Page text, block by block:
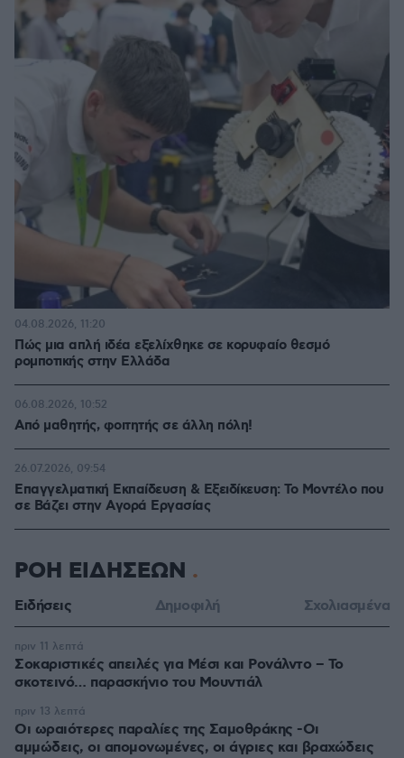
Πώς μια απλή ιδέα εξελίχθηκε σε κορυφαίο θεσμό
ρομποτικής στην Ελλάδα
04.08.2026, 11:20
Από μαθητής, φοιτητής σε άλλη πόλη!
06.08.2026, 10:52
Επαγγελματική Εκπαίδευση & Εξειδίκευση: Το Mοντέλο που
σε Bάζει στην Aγορά Eργασίας
26.07.2026, 09:54
ΡΟΗ ΕΙΔΗΣΕΩΝ
Ειδήσεις Δημοφιλή Σχολιασμένα
Σοκαριστικές απειλές για Μέσι και Ρονάλντο – Το
σκοτεινό… παρασκήνιο του Μουντιάλ
πριν 11 λεπτά
Οι ωραιότερες παραλίες της Σαμοθράκης -Οι
αμμώδεις, οι απομονωμένες, οι άγριες και βραχώδεις
πριν 13 λεπτά